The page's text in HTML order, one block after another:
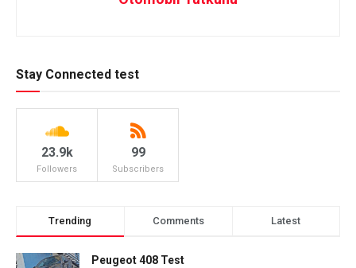
Stay Connected test
23.9k
Followers
99
Subscribers
Trending Comments Latest
Peugeot 408 Test